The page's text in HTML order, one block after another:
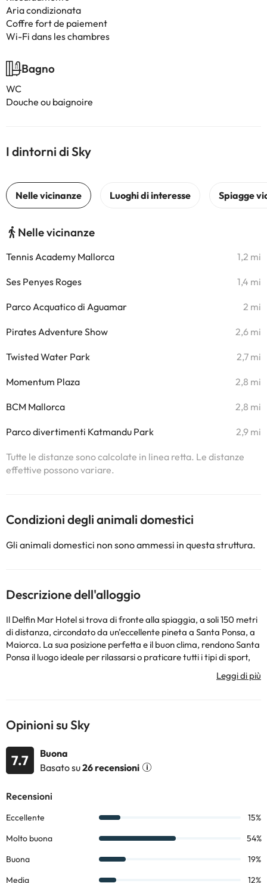
Aria condizionata
Coffre fort de paiement
Wi-Fi dans les chambres
Bagno
WC
Douche ou baignoire
I dintorni di Sky
Nelle vicinanze
Tennis Academy Mallorca 1,2 mi
Ses Penyes Roges 1,4 mi
Parco Acquatico di Aguamar 2 mi
Pirates Adventure Show 2,6 mi
Twisted Water Park 2,7 mi
Momentum Plaza 2,8 mi
BCM Mallorca 2,8 mi
Parco divertimenti Katmandu Park 2,9 mi
Tutte le distanze sono calcolate in linea retta. Le distanze
effettive possono variare.
Condizioni degli animali domestici
Gli animali domestici non sono ammessi in questa struttura.
Descrizione dell'alloggio
Il Delfin Mar Hotel si trova di fronte alla spiaggia, a soli 150 metri
di distanza, circondato da un'eccellente pineta a Santa Ponsa, a
Maiorca. La sua posizione perfetta e il buon clima, rendono Santa
Ponsa il luogo ideale per rilassarsi o praticare tutti i tipi di sport,
godendosi lo splendido paesaggio della costa occidentale di
comunicazione tra loro) e ha anche la possibilità di avere una
camera tripla.
L'hotel dispone anche di una piscina all'aperto e per bambini e
una piscina coperta (aperta da novembre ad aprile). Puoi anche
goderti il ristorante a buffet, un lounge bar con accesso alla
i tuoi momenti migliori ogni volta che vuoi!
consultare le relative tariffe direttamente presso la struttura.
modifiche da parte della struttura. Se hai dubbi, contattaci.
Opinioni su Sky
7.7
Buona
Basato su26 recensioni